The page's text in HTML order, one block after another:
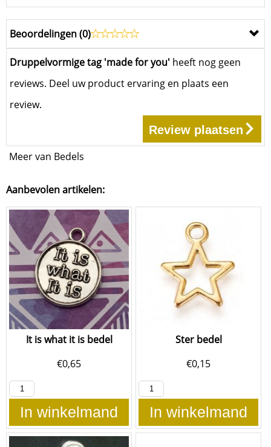
Beoordelingen (0)
Druppelvormige tag 'made for you' heeft nog geen
reviews. Deel uw product ervaring en plaats een
review.
Review plaatsen
Meer van Bedels
Aanbevolen artikelen:
It is what it is bedel
€0,65
In winkelmand
Ster bedel
€0,15
In winkelmand